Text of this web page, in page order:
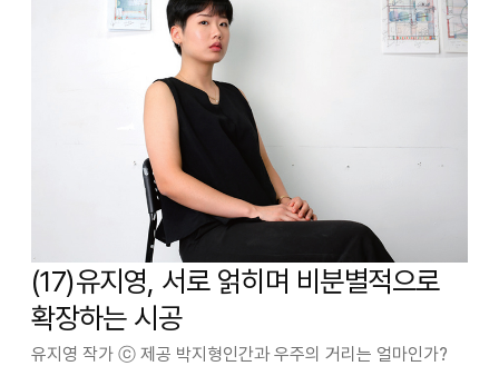
(17)유지영, 서로 얽히며 비분별적으로
확장하는 시공
유지영 작가 ⓒ 제공 박지형인간과 우주의 거리는 얼마인가?